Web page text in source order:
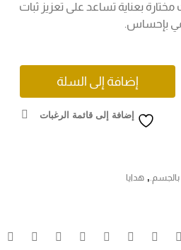
بعناية تساعد على تعزيز ثبات
بإحساس.
إضافة إلى السلة
إضافة إلى قائمة الرغبات
بالجسم., هدايا